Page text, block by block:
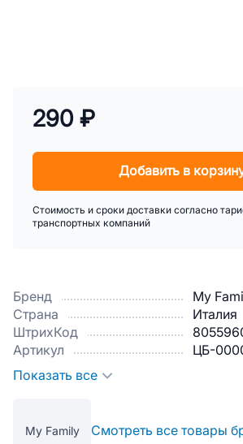
Бренд
My
Страна
Италия
ШтрихКод
Артикул
ЦБ-
Показать все
My Family Смотреть все товары
290 ₽
Добавить в
Стоимость и сроки доставки согласно
транспортных компаний